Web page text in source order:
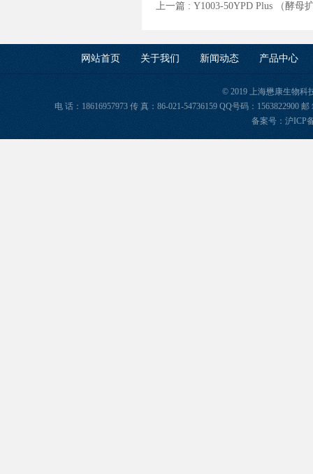
上一篇 : Y1003-50YPD Plus （酵母
网站首页 关于我们 新闻动态 产品中心
© 2019 上海懋康生物科
电 话：18616957973 传 真：86-021-54736159 QQ号码：1563822900
备案号： 沪ICP